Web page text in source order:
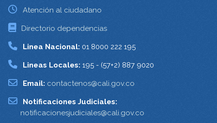
Atención al ciudadano
Directorio dependencias
Linea Nacional: 01 8000 222 195
Lineas Locales: 195 - (57+2) 887 9020
Email: contactenos@cali.gov.co
Notificaciones Judiciales:
notificacionesjudiciales@cali.gov.co